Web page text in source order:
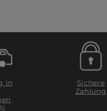
in
Sichere
Zahlung